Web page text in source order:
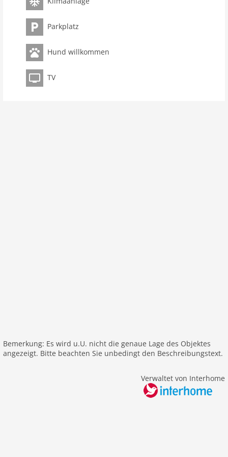
internationales TV
W-LAN
Außenbereich
Grill
Parkplatz
Balkon
Parkplatz
Hund willkommen
TV
Bemerkung: Es wird u.U. nicht die genaue Lage des Objektes
angezeigt. Bitte beachten Sie unbedingt den Beschreibungstext.
Verwaltet von Interhome